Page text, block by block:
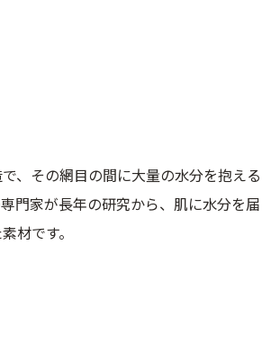
、その網目の間に大量の水分を抱える
門家が長年の研究から、肌に水分を届
材です。